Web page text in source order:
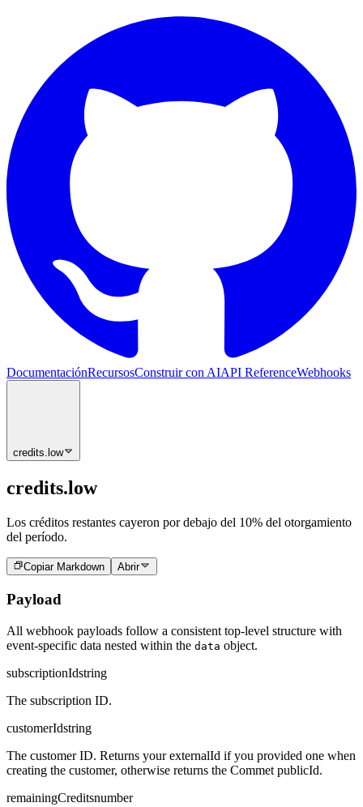
DocumentaciónRecursosConstruir con AIAPI ReferenceWebhooks
credits.low
credits.low
Los créditos restantes cayeron por debajo del 10% del otorgamiento
del período.
Copiar Markdown Abrir
Payload
All webhook payloads follow a consistent top-level structure with
event-specific data nested within the data object.
subscriptionIdstring
The subscription ID.
customerIdstring
The customer ID. Returns your externalId if you provided one when
creating the customer, otherwise returns the Commet publicId.
remainingCreditsnumber